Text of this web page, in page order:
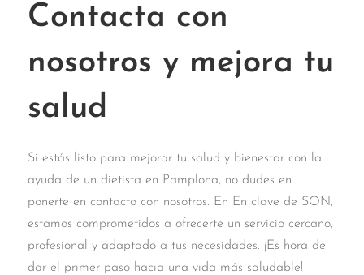
Contacta con
nosotros y mejora tu
salud
Si estás listo para mejorar tu salud y bienestar con la
ayuda de un dietista en Pamplona, no dudes en
ponerte en contacto con nosotros. En En clave de SON,
estamos comprometidos a ofrecerte un servicio cercano,
profesional y adaptado a tus necesidades. ¡Es hora de
dar el primer paso hacia una vida más saludable!